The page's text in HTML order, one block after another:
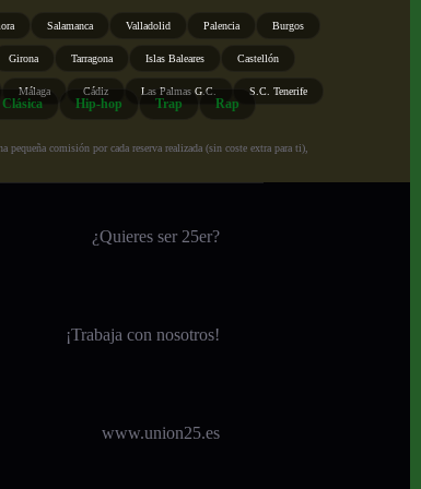
Salamanca Valladolid Palencia Burgos
Girona Tarragona Islas Baleares Castellón
Málaga Cádiz Las Palmas G.C. S.C. Tenerife
Hip-hop Trap Rap
comisión por cada reserva realizada (sin coste extra para ti),
¿Quieres ser 25er?
¡Trabaja con nosotros!
www.union25.es